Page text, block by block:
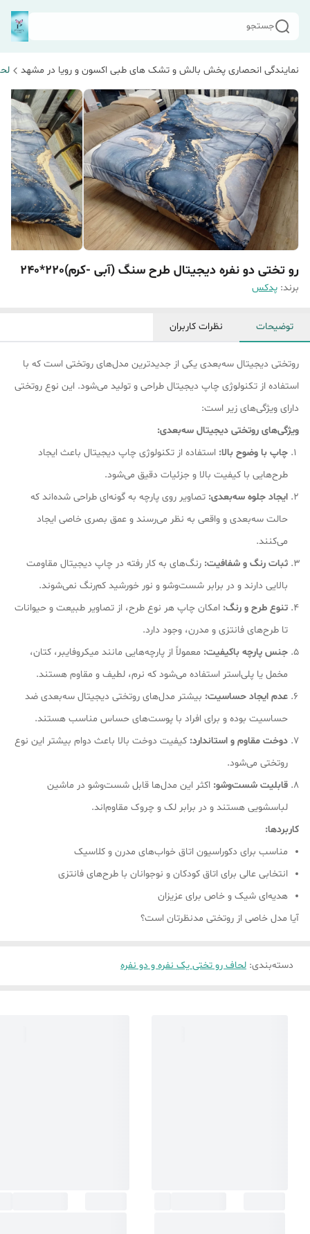
جستجو
نمایندگی انحصاری پخش بالش و تشک های طبی اکسون و رویا در مشهد
رو تختی دو نفره دیجیتال طرح سنگ (آبی -کرم)220*240
برند: پدکس
توضیحات نظرات کاربران
روتختی دیجیتال سه‌بعدی یکی از جدیدترین مدل‌های روتختی است که با
استفاده از تکنولوژی چاپ دیجیتال طراحی و تولید می‌شود. این نوع روتختی
دارای ویژگی‌های زیر است:
ویژگی‌های روتختی دیجیتال سه‌بعدی:
چاپ با وضوح بالا: استفاده از تکنولوژی چاپ دیجیتال باعث ایجاد
طرح‌هایی با کیفیت بالا و جزئیات دقیق می‌شود.
ایجاد جلوه سه‌بعدی: تصاویر روی پارچه به گونه‌ای طراحی شده‌اند که
حالت سه‌بعدی و واقعی به نظر می‌رسند و عمق بصری خاصی ایجاد
می‌کنند.
ثبات رنگ و شفافیت: رنگ‌های به کار رفته در چاپ دیجیتال مقاومت
بالایی دارند و در برابر شست‌وشو و نور خورشید کم‌رنگ نمی‌شوند.
تنوع طرح و رنگ: امکان چاپ هر نوع طرح، از تصاویر طبیعت و حیوانات
تا طرح‌های فانتزی و مدرن، وجود دارد.
جنس پارچه باکیفیت: معمولاً از پارچه‌هایی مانند میکروفایبر، کتان،
مخمل یا پلی‌استر استفاده می‌شود که نرم، لطیف و مقاوم هستند.
عدم ایجاد حساسیت: بیشتر مدل‌های روتختی دیجیتال سه‌بعدی ضد
حساسیت بوده و برای افراد با پوست‌های حساس مناسب هستند.
دوخت مقاوم و استاندارد: کیفیت دوخت بالا باعث دوام بیشتر این نوع
روتختی می‌شود.
قابلیت شست‌وشو: اکثر این مدل‌ها قابل شست‌وشو در ماشین
لباسشویی هستند و در برابر لک و چروک مقاوم‌اند.
کاربردها:
مناسب برای دکوراسیون اتاق خواب‌های مدرن و کلاسیک
انتخابی عالی برای اتاق کودکان و نوجوانان با طرح‌های فانتزی
هدیه‌ای شیک و خاص برای عزیزان
آیا مدل خاصی از روتختی مدنظرتان است؟
دسته‌بندی: لحاف رو تختی یک نفره و دو نفره